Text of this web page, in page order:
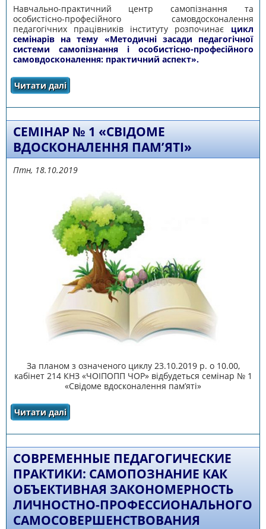
Навчально-практичний центр самопізнання та
особистісно-професійного самовдосконалення
педагогічних працівників інституту розпочинає цикл
семінарів на тему «Методичні засади педагогічної
системи самопізнання і особистісно-професійного
самовдосконалення: практичний аспект».
Читати далі
САМОПІЗНАННЯ І ОСОБИСТІСНО-
ПРАКТИЧНИЙ АСПЕКТ»
СЕМІНАР № 1 «СВІДОМЕ
ВДОСКОНАЛЕННЯ ПАМ’ЯТІ»
Птн, 18.10.2019
За планом з означеного циклу 23.10.2019 р. о 10.00,
кабінет 214 КНЗ «ЧОІПОПП ЧОР» відбудеться семінар № 1
«Свідоме вдосконалення пам’яті»
Читати далі
СОВРЕМЕННЫЕ ПЕДАГОГИЧЕСКИЕ
ПРАКТИКИ: САМОПОЗНАНИЕ КАК
ОБЪЕКТИВНАЯ ЗАКОНОМЕРНОСТЬ
ЛИЧНОСТНО-ПРОФЕССИОНАЛЬНОГО
САМОСОВЕРШЕНСТВОВАНИЯ